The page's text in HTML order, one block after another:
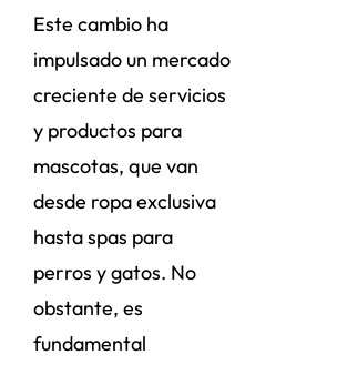
Este cambio ha
impulsado un mercado
creciente de servicios
y productos para
mascotas, que van
desde ropa exclusiva
hasta spas para
perros y gatos. No
obstante, es
fundamental